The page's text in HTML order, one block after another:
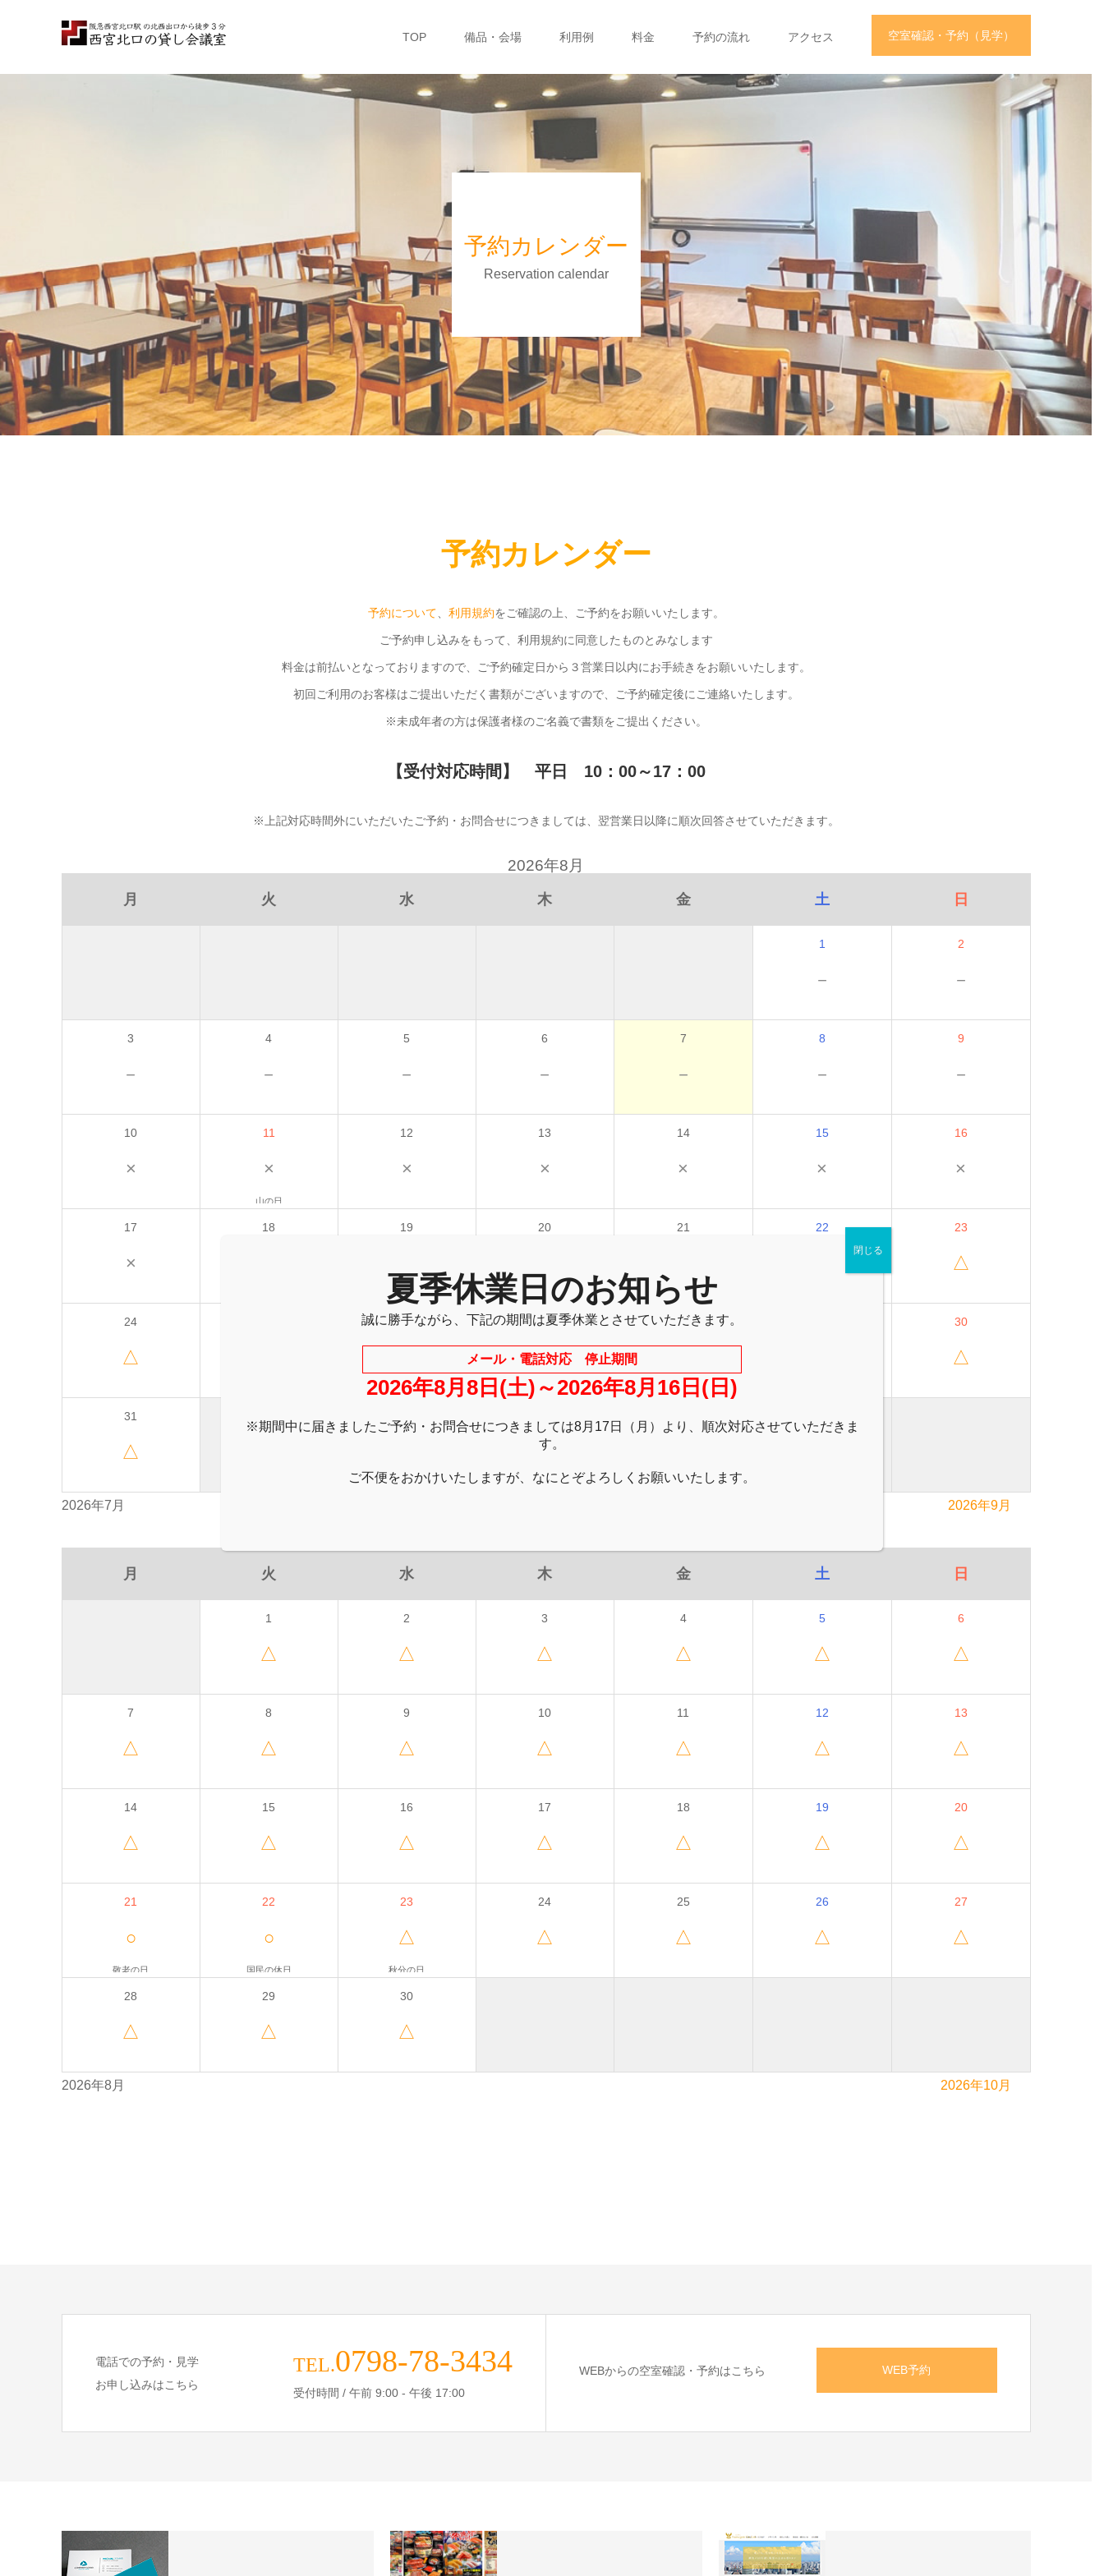
空室確認・予約（見学）
TOP 備品・会場 利用例 料金 予約の流れ アクセス
予約カレンダー
Reservation calendar
予約カレンダー
予約について 利用規約をご確認の上、ご予約をお願いいたします。
ご予約申し込みをもって、利用規約に同意したものとみなします
料金は前払いとなっておりますので、ご予約確定日から３営業日以内にお手続きをお願いいたします。
初回ご利用のお客様はご提出いただく書類がございますので、ご予約確定後にご連絡いたします。
※未成年者の方は保護者様のご名義で書類をご提出ください。
【受付対応時間】 平日 10：00～17：00
※上記対応時間外にいただいたご予約・お問合せにつきましては、翌営業日以降に順次回答させていただきます。
2026年8月
月 火 水 木 金 土 日
1
－
2
－
3
－
4
－
5
－
6
－
7
－
8
－
9
－
10
×
11
×
山の日
12
×
13
×
14
×
15
×
16
×
17
×
18 19 20 21 22 23
△
24
△
26 27
△
28 30
△
31
△
2026年7月 2026年9月
月 火 水 木 金 土 日
1
△
2
△
3
△
4
△
5
△
6
△
7
△
8
△
9
△
10
△
11
△
12
△
13
△
14
△
15
△
16
△
17
△
18
△
19
△
20
△
21
○
敬老の日
22
○
国民の休日
23
△
秋分の日
24
△
25
△
26
△
27
△
28
△
29
△
30
△
2026年8月 2026年10月
電話での予約・見学
お申し込みはこちら
TEL.0798-78-3434
受付時間 / 午前 9:00 - 午後 17:00
WEBからの空室確認・予約はこちら WEB予約
夏季休業日のお知らせ
誠に勝手ながら、下記の期間は夏季休業とさせていただきます。
メール・電話対応 停止期間
2026年8月8日(土)～2026年8月16日(日)
※期間中に届きましたご予約・お問合せにつきましては8月17日（月）より、順次対応させていただきま
す。
ご不便をおかけいたしますが、なにとぞよろしくお願いいたします。
閉じる